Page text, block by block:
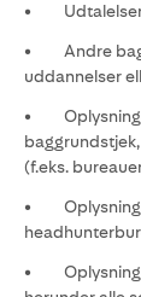
• Udtalelser
• Andre
uddannelser
•
(f.eks.
•
•